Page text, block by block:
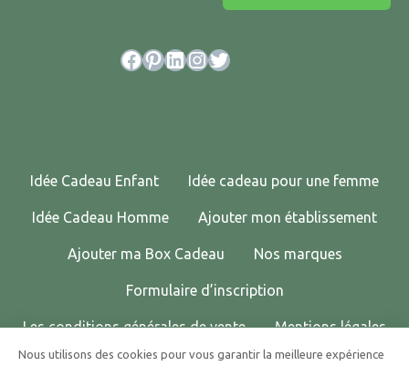
Facebook Pinterest LinkedIn InstagramTwitter
Idée Cadeau Enfant Idée cadeau pour une femme
Idée Cadeau Homme Ajouter mon établissement
Ajouter ma Box Cadeau Nos marques
Formulaire d’inscription
Les conditions générales de vente Mentions légales
Nous utilisons des cookies pour vous garantir la meilleure expérience